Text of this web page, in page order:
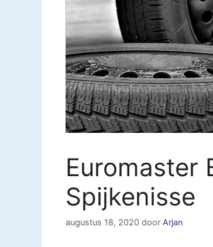
Euromaster
Spijkenisse
augustus 18, 2020 door Arjan